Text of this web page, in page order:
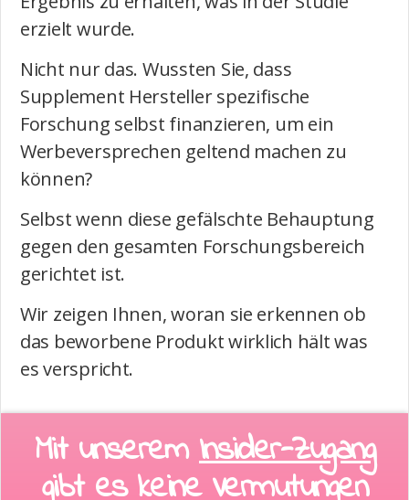
erzielt wurde.
Nicht nur das. Wussten Sie, dass
Supplement Hersteller spezifische
Forschung selbst finanzieren, um ein
Werbeversprechen geltend machen zu
können?
Selbst wenn diese gefälschte Behauptung
gegen den gesamten Forschungsbereich
gerichtet ist.
Wir zeigen Ihnen, woran sie erkennen ob
das beworbene Produkt wirklich hält was
es verspricht.
Mit unseremInsider-Zugang
gibt es keine Vermutungen